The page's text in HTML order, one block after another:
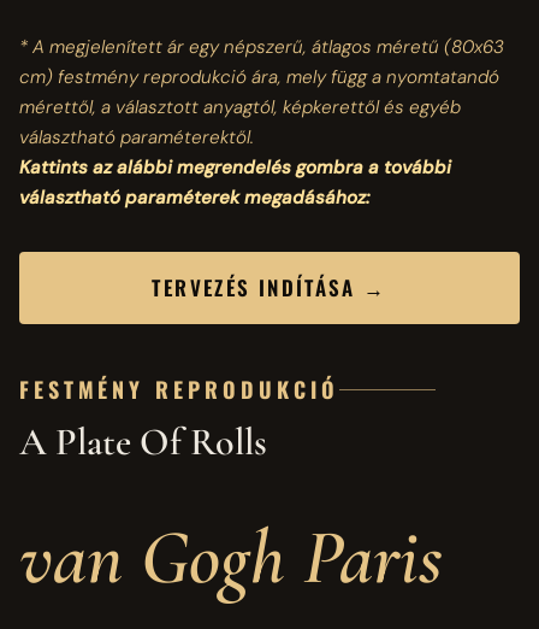
* A megjelenített ár egy népszerű, átlagos méretű (80x63
cm)festmény reprodukció ára, mely függ a nyomtatandó
mérettől, a választott anyagtól, képkerettől és egyéb
választható paraméterektől.
Kattints az alábbi megrendelés gombra a további
választható paraméterek megadásához:
TERVEZÉS INDÍTÁSA →
FESTMÉNY REPRODUKCIÓ
A Plate Of Rolls
van Gogh Paris